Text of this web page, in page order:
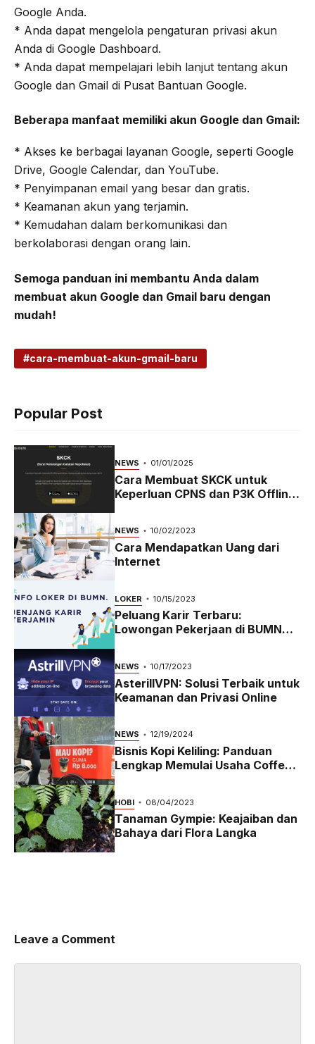
Google Anda.
* Anda dapat mengelola pengaturan privasi akun
Anda di Google Dashboard.
* Anda dapat mempelajari lebih lanjut tentang akun
Google dan Gmail di Pusat Bantuan Google.
Beberapa manfaat memiliki akun Google dan Gmail:
* Akses ke berbagai layanan Google, seperti Google
Drive, Google Calendar, dan YouTube.
* Penyimpanan email yang besar dan gratis.
* Keamanan akun yang terjamin.
* Kemudahan dalam berkomunikasi dan
berkolaborasi dengan orang lain.
Semoga panduan ini membantu Anda dalam
membuat akun Google dan Gmail baru dengan
mudah!
cara-membuat-akun-gmail-baru
Popular Post
NEWS 01/01/2025
Cara Membuat SKCK untuk
Keperluan CPNS dan P3K Offline
NEWS 10/02/2023
Cara Mendapatkan Uang dari
Internet
LOKER 10/15/2023
Peluang Karir Terbaru:
Lowongan Pekerjaan di BUMN
NEWS 10/17/2023
AsterillVPN: Solusi Terbaik untuk
Keamanan dan Privasi Online
NEWS 12/19/2024
Bisnis Kopi Keliling: Panduan
Lengkap Memulai Usaha Coffee
Bike yang Menguntungkan di
2024
HOBI 08/04/2023
Tanaman Gympie: Keajaiban dan
Bahaya dari Flora Langka
Leave a Comment